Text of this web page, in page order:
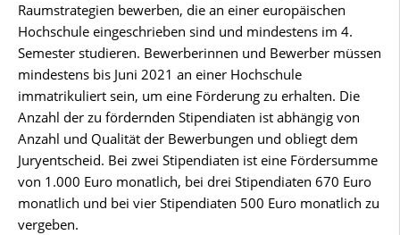
Raumstrategien bewerben, die an einer europäischen
Hochschule eingeschrieben sind und mindestens im 4.
Semester studieren. Bewerberinnen und Bewerber müssen
mindestens bis Juni 2021 an einer Hochschule
immatrikuliert sein, um eine Förderung zu erhalten. Die
Anzahl der zu fördernden Stipendiaten ist abhängig von
Anzahl und Qualität der Bewerbungen und obliegt dem
Juryentscheid. Bei zwei Stipendiaten ist eine Fördersumme
von 1.000 Euro monatlich, bei drei Stipendiaten 670 Euro
monatlich und bei vier Stipendiaten 500 Euro monatlich zu
vergeben.